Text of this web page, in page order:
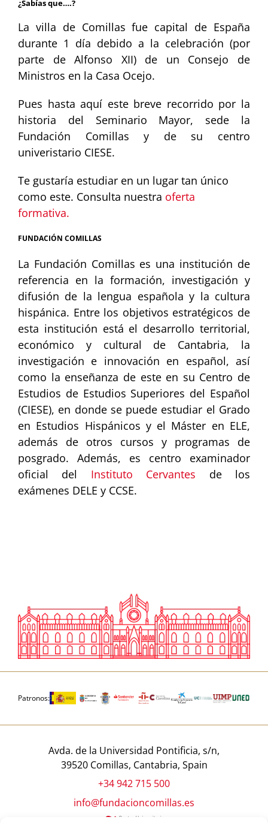
¿Sabías que….?
La villa de Comillas fue capital de España
durante 1 día debido a la celebración (por
parte de Alfonso XII) de un Consejo de
Ministros en la Casa Ocejo.
Pues hasta aquí este breve recorrido por la
historia del Seminario Mayor, sede la
Fundación Comillas y de su centro
univeristario CIESE.
Te gustaría estudiar en un lugar tan único
como este. Consulta nuestra oferta
formativa.
FUNDACIÓN COMILLAS
La Fundación Comillas es una institución de
referencia en la formación, investigación y
difusión de la lengua española y la cultura
hispánica. Entre los objetivos estratégicos de
esta institución está el desarrollo territorial,
económico y cultural de Cantabria, la
investigación e innovación en español, así
como la enseñanza de este en su Centro de
Estudios de Estudios Superiores del Español
(CIESE), en donde se puede estudiar el Grado
en Estudios Hispánicos y el Máster en ELE,
además de otros cursos y programas de
posgrado. Además, es centro examinador
oficial del Instituto Cervantes de los
exámenes DELE y CCSE.
Patronos:
Avda. de la Universidad Pontificia, s/n,
39520 Comillas, Cantabria, Spain
+34 942 715 500
info@fundacioncomillas.es